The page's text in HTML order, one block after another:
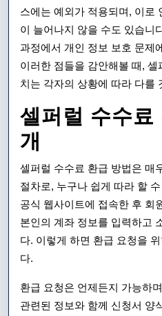
스에는 예외가 적용되며, 이로
이 늘어나지 않을 수도 있습니
과정에서 개인 정보 보호 문제
이러한 점들을 감안해볼 때,
치는 각자의 상황에 따라 다를
셀퍼럴 수수료
개
셀퍼럴 수수료 환급 방법은 매
절차로, 누구나 쉽게 따라 할
공식 웹사이트에 접속한 후 회
본인의 계좌 정보를 입력하고
다. 이렇게 하면 환급 요청을
다.
환급 요청은 언제든지 가능하
관련된 정보와 함께 신청서 양